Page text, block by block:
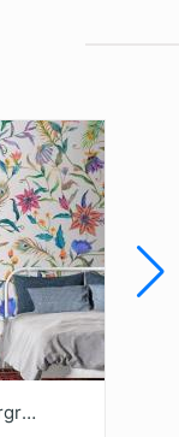
Fototapete Blumenmuster Hintergrund